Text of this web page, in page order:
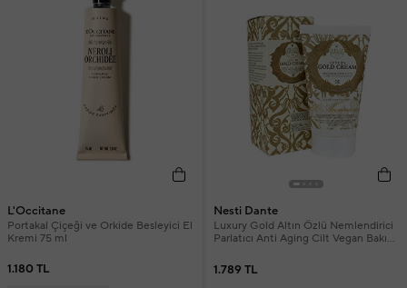
L'Occitane
Portakal Çiçeği ve Orkide Besleyici El
Kremi 75 ml
1.180 TL
Nesti Dante
Luxury Gold Altın Özlü Nemlendirici
Parlatıcı Anti Aging Cilt Vegan Bakımı
1.789 TL